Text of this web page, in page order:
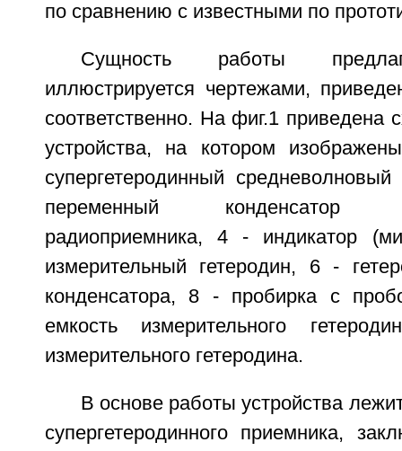
по сравнению с известными по
Сущность работы
иллюстрируется чертежами,
соответственно. На фиг.1 приведена
устройства, на котором
супергетеродинный
переменный конденсатор
радиоприемника, 4 - индикатор
измерительный гетеродин, 6 -
конденсатора, 8 - пробирка с
емкость измерительного
измерительного гетеродина.
В основе работы устройства
супергетеродинного приемника,